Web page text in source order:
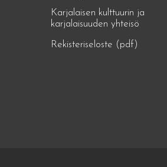
Karjalaisen kulttuurin ja
karjalaisuuden yhteisö
Rekisteriseloste (pdf)